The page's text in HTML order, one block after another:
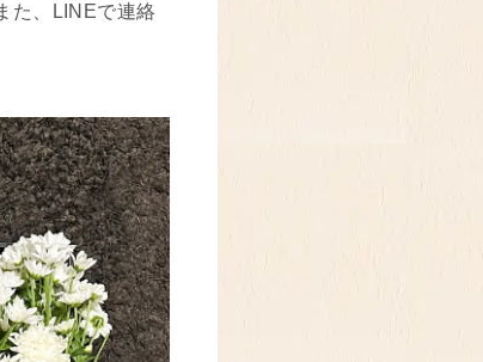
た、LINEで連絡